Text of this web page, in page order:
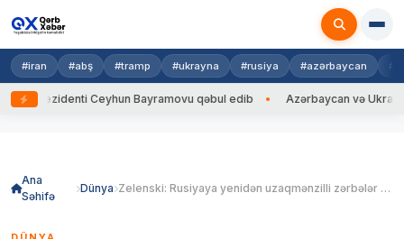
#iran #abş #tramp #ukrayna #rusiya #azərbaycan
Ceyhun Bayramovu qəbul edib Azərbaycan və Ukrayna XİN
Ana
Səhifə
Dünya Zelenski: Rusiyaya yenidən uzaqmənzilli zərbələr endirəcəyik